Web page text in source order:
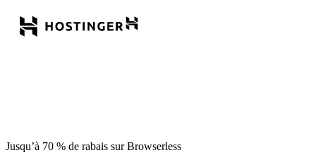
Jusqu’à 70 % de rabais sur Browserless